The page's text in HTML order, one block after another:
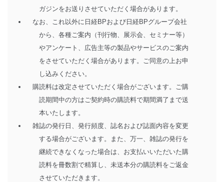
ガジンをお送りさせていただく場合があります。
なお、これ以外に日経BPおよび日経BPグループ会社
から、各種ご案内（刊行物、展示会、セミナー等）
やアンケート、広告主等の製品やサービスのご案内
をさせていただく場合があります。ご同意の上お申
し込みください。
購読料は改定させていただく場合がございます。ご購
読期間中の方はご契約時の購読料で期間満了まで送
本いたします。
雑誌の発行日、発行頻度、誌名および誌面内容を変更
する場合がございます。また、万一、雑誌の発行を
継続できなくなった場合は、お支払いいただいた購
読料を冊数割で精算し、未送本分の購読料をご返金
させていただきます。